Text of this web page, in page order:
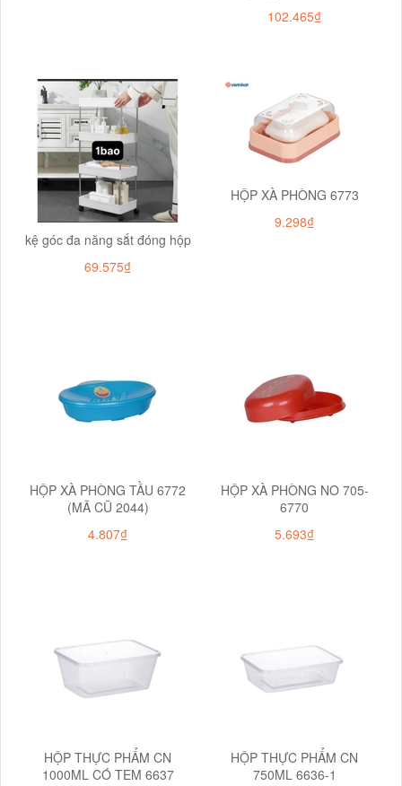
102.465₫
kệ góc đa năng sắt đóng hộp
69.575₫
HỘP XÀ PHÒNG 6773
9.298₫
HỘP XÀ PHÒNG TẦU 6772
(MÃ CŨ 2044)
4.807₫
HỘP XÀ PHÒNG NO 705-
6770
5.693₫
HỘP THỰC PHẨM CN
1000ML CÓ TEM 6637
HỘP THỰC PHẨM CN
750ML 6636-1